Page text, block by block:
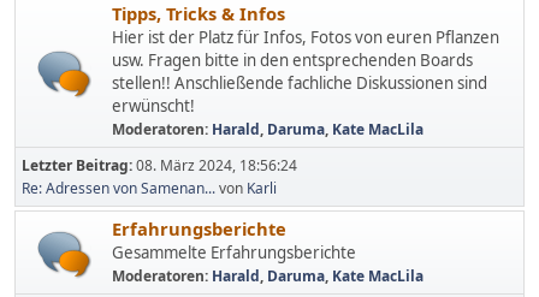
Tipps, Tricks & Infos
Hier ist der Platz für Infos, Fotos von euren Pflanzen
usw. Fragen bitte in den entsprechenden Boards
stellen!! Anschließende fachliche Diskussionen sind
erwünscht!
Moderatoren: Harald, Daruma, Kate MacLila
Letzter Beitrag:08. März 2024, 18:56:24
Re: Adressen von Samenan...von Karli
Erfahrungsberichte
Gesammelte Erfahrungsberichte
Moderatoren: Harald, Daruma, Kate MacLila